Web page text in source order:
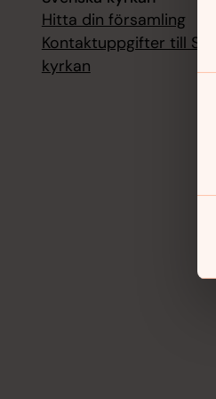
Hitta din församling
Kontaktuppgifter till
kyrkan